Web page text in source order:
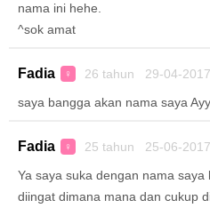
nama ini hehe.
^sok amat
Fadia ♀ 26 tahun 29-04-2017
saya bangga akan nama saya
Fadia ♀ 25 tahun 25-06-2017
Ya saya suka dengan nama
diingat dimana mana dan cukup